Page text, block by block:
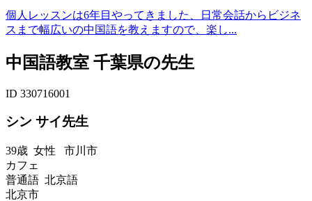
個人レッスンは6年目やってきました、日常会話からビジネ
スまで幅広いの中国語を教えますので、楽し...
中国語教室 千葉県の先生
ID 330716001
シン サイ先生
39歳 女性 市川市
カフェ
普通語 北京語
北京市